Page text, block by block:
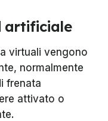
artificiale
virtuali vengono
normalmente
frenata
attivato o